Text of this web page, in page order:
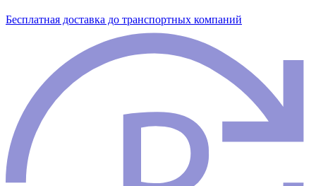
Бесплатная доставка до транспортных компаний